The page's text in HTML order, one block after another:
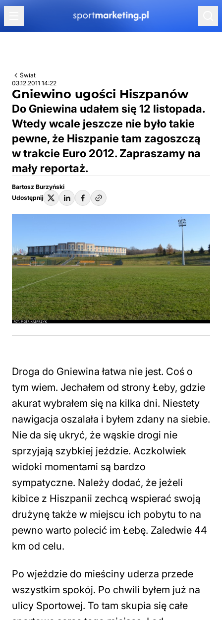
Przejdź do treści
Świat
03.12.2011 14:22
Gniewino ugości Hiszpanów
Do Gniewina udałem się 12 listopada.
Wtedy wcale jeszcze nie było takie
pewne, że Hiszpanie tam zagoszczą
w trakcie Euro 2012. Zapraszamy na
mały reportaż.
Bartosz Burzyński
Udostępnij
Droga do Gniewina łatwa nie jest. Coś o
tym wiem. Jechałem od strony Łeby, gdzie
akurat wybrałem się na kilka dni. Niestety
nawigacja oszalała i byłem zdany na siebie.
Nie da się ukryć, że wąskie drogi nie
sprzyjają szybkiej jeździe. Aczkolwiek
widoki momentami są bardzo
sympatyczne. Należy dodać, że jeżeli
kibice z Hiszpanii zechcą wspierać swoją
drużynę także w miejscu ich pobytu to na
pewno warto polecić im Łebę. Zaledwie 44
km od celu.
Po wjeździe do mieściny uderza przede
wszystkim spokój. Po chwili byłem już na
ulicy Sportowej. To tam skupia się całe